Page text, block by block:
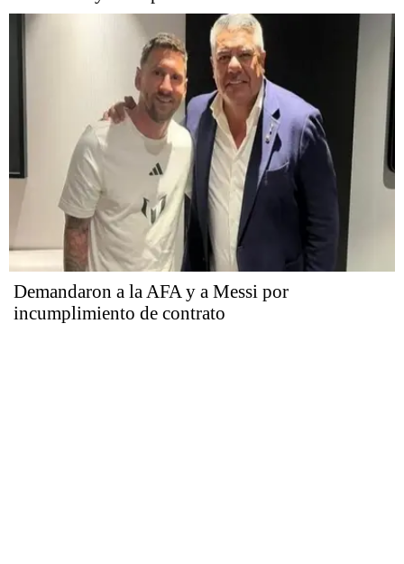
Demandaron a la AFA y a Messi por
incumplimiento de contrato